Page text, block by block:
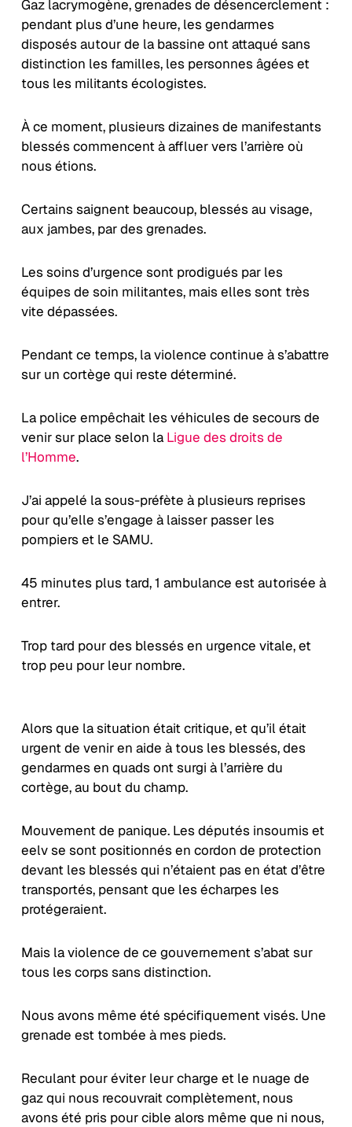
Gaz lacrymogène, grenades de désencerclement :
pendant plus d’une heure, les gendarmes
disposés autour de la bassine ont attaqué sans
distinction les familles, les personnes âgées et
tous les militants écologistes.
À ce moment, plusieurs dizaines de manifestants
blessés commencent à affluer vers l’arrière où
nous étions.
Certains saignent beaucoup, blessés au visage,
aux jambes, par des grenades.
Les soins d’urgence sont prodigués par les
équipes de soin militantes, mais elles sont très
vite dépassées.
Pendant ce temps, la violence continue à s’abattre
sur un cortège qui reste déterminé.
La police empêchait les véhicules de secours de
venir sur place selon la Ligue des droits de
l’Homme.
J’ai appelé la sous-préfète à plusieurs reprises
pour qu’elle s’engage à laisser passer les
pompiers et le SAMU.
45 minutes plus tard, 1 ambulance est autorisée à
entrer.
Trop tard pour des blessés en urgence vitale, et
trop peu pour leur nombre.
Alors que la situation était critique, et qu’il était
urgent de venir en aide à tous les blessés, des
gendarmes en quads ont surgi à l’arrière du
cortège, au bout du champ.
Mouvement de panique. Les députés insoumis et
eelv se sont positionnés en cordon de protection
devant les blessés qui n’étaient pas en état d’être
transportés, pensant que les écharpes les
protégeraient.
Mais la violence de ce gouvernement s’abat sur
tous les corps sans distinction.
Nous avons même été spécifiquement visés. Une
grenade est tombée à mes pieds.
Reculant pour éviter leur charge et le nuage de
gaz qui nous recouvrait complètement, nous
avons été pris pour cible alors même que ni nous,